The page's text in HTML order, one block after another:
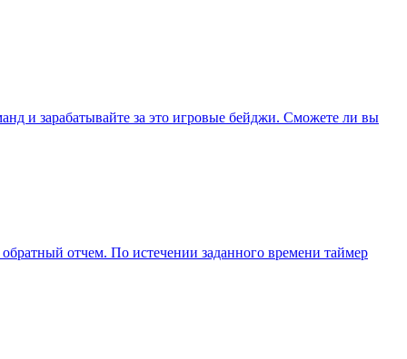
и зарабатывайте за это игровые бейджи. Сможете ли вы
отчем. По истечении заданного времени таймер